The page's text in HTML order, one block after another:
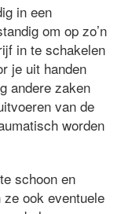
in een
om op zo’n
in te schakelen
je uit handen
andere zaken
van de
worden
schoon en
ook eventuele